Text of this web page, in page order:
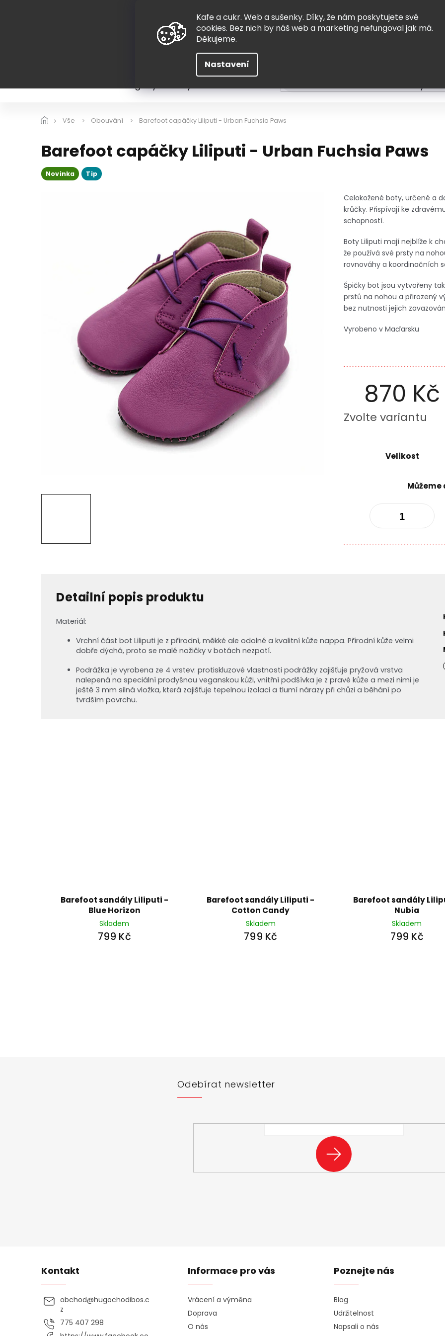
Kafe a cukr. Web a sušenky. Díky, že nám poskytujete své
cookies. Bez nich by náš web a marketing nefungoval jak má.
Děkujeme.
Nastavení
Vše Obouvání Barefoot capáčky Liliputi - Urban Fuchsia Paws
Barefoot capáčky Liliputi - Urban Fuchsia Paws
Novinka Tip
870 Kč
Měrná
cena:
Zvolte variantu
Velikost
Celokožené boty, určené a
krůčky. Přispívají ke
schopností.
Boty Liliputi mají nejblíže k
že používá své prsty na
rovnováhy a koordinačních
Špičky bot jsou vytvořeny
prstů na nohou a přirozený
bez nutnosti jejich
Vyrobeno v Maďarsku
Detailní popis produktu
Materiál:
Vrchní část bot Liliputi je z přírodní, měkké ale odolné a kvalitní kůže nappa. Přírodní kůže velmi
dobře dýchá, proto se malé nožičky v botách nezpotí.
Podrážka je vyrobena ze 4 vrstev: protiskluzové vlastnosti podrážky zajišťuje pryžová vrstva
nalepená na speciální prodyšnou veganskou kůži, vnitřní podšívka je z pravé kůže a mezi nimi je
ještě 3 mm silná vložka, která zajišťuje tepelnou izolaci a tlumí nárazy při chůzi a běhání po
tvrdším povrchu.
Barefoot sandály Liliputi -
Blue Horizon
Skladem
799 Kč
Barefoot sandály Liliputi -
Cotton Candy
Skladem
799 Kč
Barefoot sandály
Nubia
Skladem
799 Kč
Odebírat newsletter
PŘIHLÁSIT
SE
Kontakt
obchod@hugochodibos.c
z
775 407 298
Informace pro vás
Vrácení a výměna
Doprava
O nás
Poznejte nás
Blog
Udržitelnost
Napsali o nás